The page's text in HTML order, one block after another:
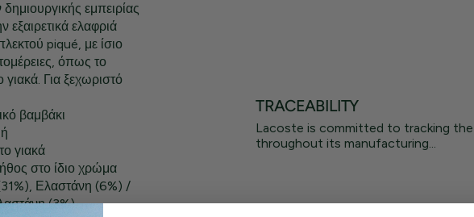
εμπειρίας
ελαφριά
piqué, με ίσιο
όπως το
Για ξεχωριστό
βαμβάκι
γιακά
στο ίδιο χρώμα
Ελαστάνη (6%) /
(3%)
TRACEABILITY
Lacoste is committed to tracking
throughout its manufacturing...